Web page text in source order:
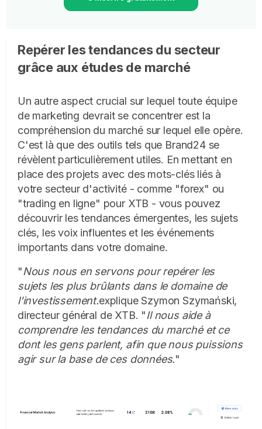
Repérer les tendances du secteur
grâce aux études de marché
Un autre aspect crucial sur lequel toute équipe
de marketing devrait se concentrer est la
compréhension du marché sur lequel elle opère.
C'est là que des outils tels que Brand24 se
révèlent particulièrement utiles. En mettant en
place des projets avec des mots-clés liés à
votre secteur d'activité - comme "forex" ou
"trading en ligne" pour XTB - vous pouvez
découvrir les tendances émergentes, les sujets
clés, les voix influentes et les événements
importants dans votre domaine.
"Nous nous en servons pour repérer les
sujets les plus brûlants dans le domaine de
l'investissement.explique Szymon Szymański,
directeur général de XTB. "Il nous aide à
comprendre les tendances du marché et ce
dont les gens parlent, afin que nous puissions
agir sur la base de ces données."